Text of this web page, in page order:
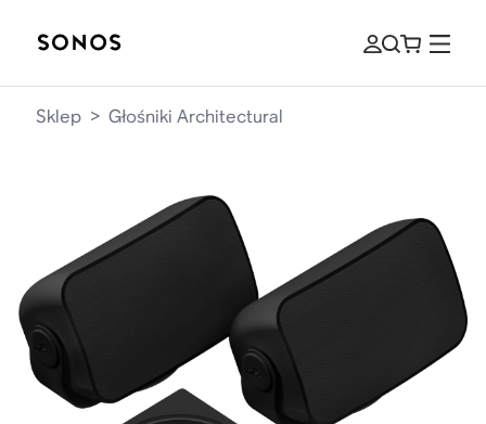
Sklep > Głośniki Architectural